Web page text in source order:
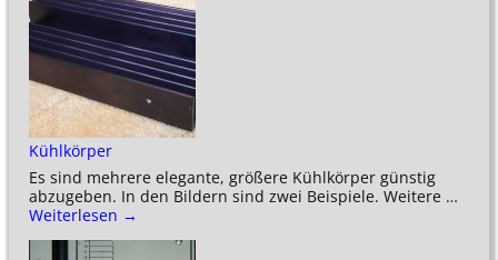
Kühlkörper
Es sind mehrere elegante, größere Kühlkörper günstig
abzugeben. In den Bildern sind zwei Beispiele. Weitere …
Weiterlesen →